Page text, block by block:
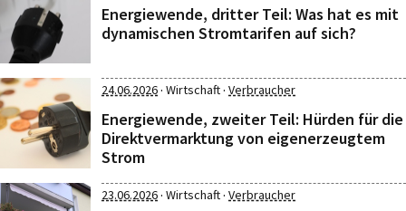
Energiewende, dritter Teil: Was hat es mit
dynamischen Stromtarifen auf sich?
24.06.2026· Wirtschaft· Verbraucher
Energiewende, zweiter Teil: Hürden für die
Direktvermarktung von eigenerzeugtem
Strom
23.06.2026· Wirtschaft· Verbraucher